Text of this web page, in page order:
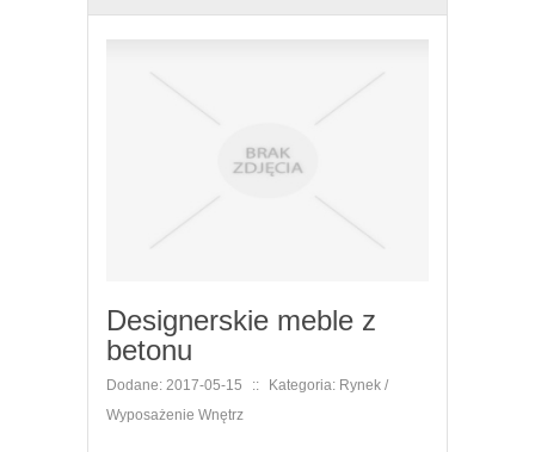
Designerskie meble z
betonu
Dodane: 2017-05-15 ::
Kategoria: Rynek /
Wyposażenie Wnętrz